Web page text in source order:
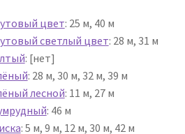
цвет: 25 м, 40 м
светлый цвет: 28 м, 31 м
: [нет]
: 28 м, 30 м, 32 м, 39 м
лесной: 11 м, 27 м
: 46 м
: 5 м, 9 м, 12 м, 30 м, 42 м